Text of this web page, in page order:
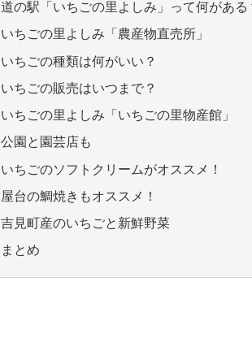
道の駅「いちごの里よしみ」って何がある
いちごの里よしみ「農産物直売所」
いちごの種類は何がいい？
いちごの販売はいつまで？
いちごの里よしみ「いちごの里物産館」
公園と園芸店も
いちごのソフトクリームがオススメ！
屋台の鯛焼きもオススメ！
吉見町産のいちごと新鮮野菜
まとめ